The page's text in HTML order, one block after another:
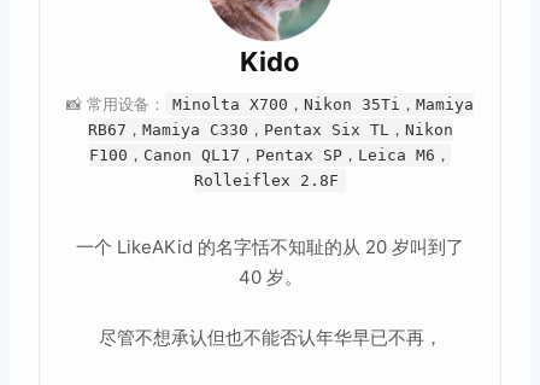
Kido
📸 常用设备：
Minolta X700，Nikon 35Ti，Mamiya
RB67，Mamiya C330，Pentax Six TL，Nikon
F100，Canon QL17，Pentax SP，Leica M6，
Rolleiflex 2.8F
一个 LikeAKid 的名字恬不知耻的从 20 岁叫到了
40 岁。
尽管不想承认但也不能否认年华早已不再，